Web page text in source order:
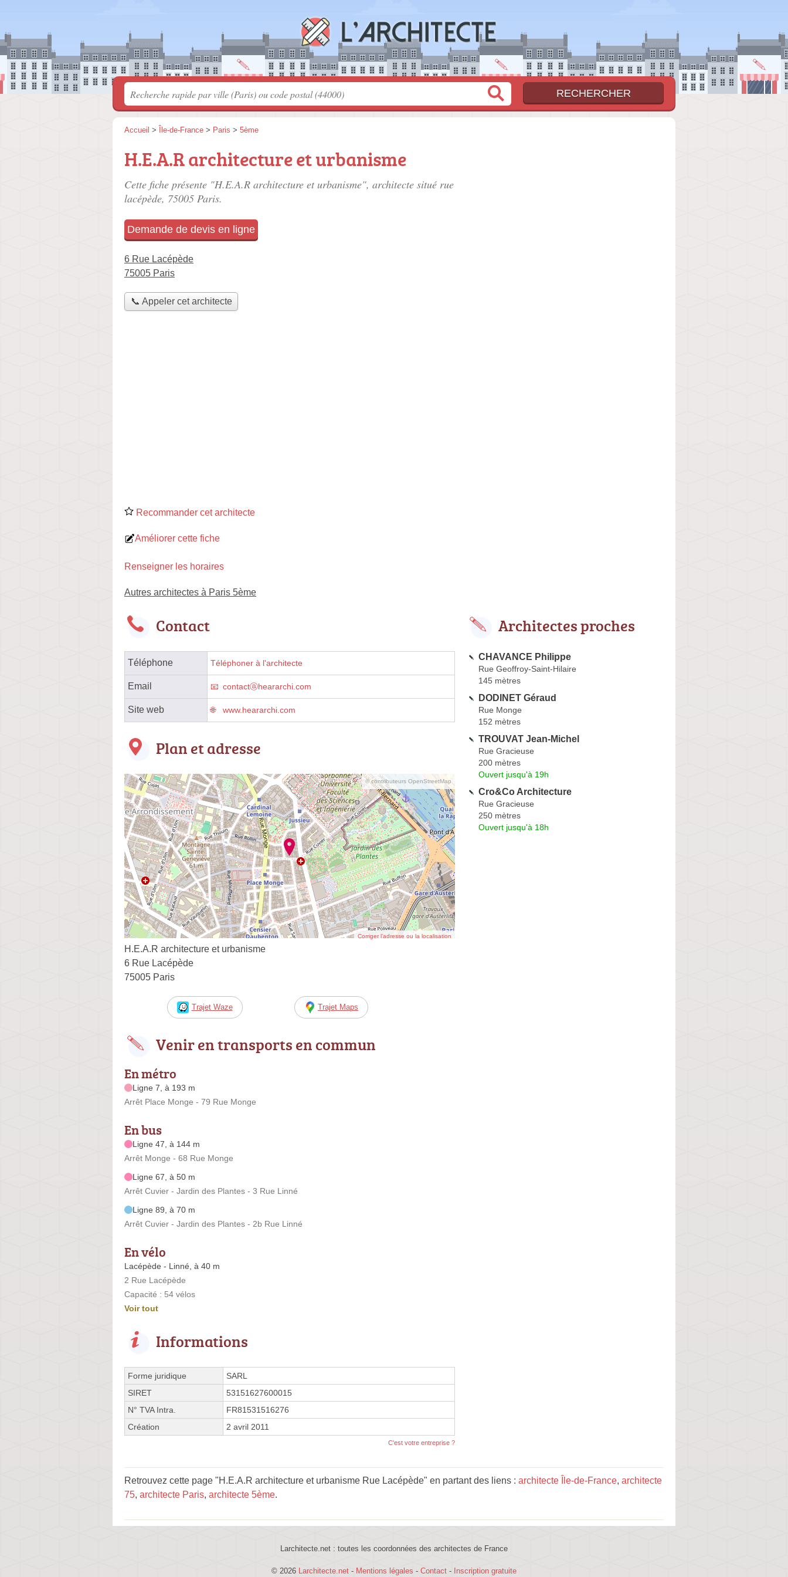
Accueil > Île-de-France > Paris > 5ème
H.E.A.R architecture et urbanisme
Cette fiche présente "H.E.A.R architecture et urbanisme", architecte situé rue
lacépède, 75005 Paris.
Demande de devis en ligne
6 Rue Lacépède
75005 Paris
📞 Appeler cet architecte
Recommander cet architecte
Améliorer cette fiche
Renseigner les horaires
Autres architectes à Paris 5ème
Contact
Téléphone Téléphoner à l'architecte
Email contactⓐheararchi.com
Site web www.heararchi.com
Plan et adresse
© contributeurs OpenStreetMap
Corriger l’adresse ou la localisation
H.E.A.R architecture et urbanisme
6 Rue Lacépède
75005 Paris
Trajet Waze Trajet Maps
Venir en transports en commun
En métro
Ligne 7, à 193 m
Arrêt Place Monge - 79 Rue Monge
En bus
Ligne 47, à 144 m
Arrêt Monge - 68 Rue Monge
Ligne 67, à 50 m
Arrêt Cuvier - Jardin des Plantes - 3 Rue Linné
Ligne 89, à 70 m
Arrêt Cuvier - Jardin des Plantes - 2b Rue Linné
En vélo
Lacépède - Linné, à 40 m
2 Rue Lacépède
Capacité : 54 vélos
Voir tout
Informations
Forme juridique
SARL
SIRET
53151627600015
N° TVA Intra.
FR81531516276
Création
2 avril 2011
C'est votre entreprise ?
Architectes proches
CHAVANCE Philippe
Rue Geoffroy-Saint-Hilaire
145 mètres
DODINET Géraud
Rue Monge
152 mètres
TROUVAT Jean-Michel
Rue Gracieuse
200 mètres
Ouvert jusqu'à 19h
Cro&Co Architecture
Rue Gracieuse
250 mètres
Ouvert jusqu'à 18h
Retrouvez cette page "H.E.A.R architecture et urbanisme Rue Lacépède" en partant des liens : architecte Île-de-France, architecte
75, architecte Paris, architecte 5ème.
Larchitecte.net : toutes les coordonnées des architectes de France
© 2026 Larchitecte.net - Mentions légales - Contact - Inscription gratuite